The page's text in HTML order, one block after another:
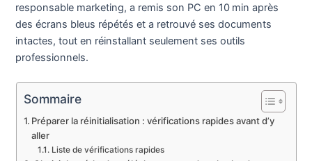
responsable marketing, a remis son PC en 10 min après
des écrans bleus répétés et a retrouvé ses documents
intactes, tout en réinstallant seulement ses outils
professionnels.
Sommaire
Préparer la réinitialisation : vérifications rapides avant d’y
aller
Liste de vérifications rapides